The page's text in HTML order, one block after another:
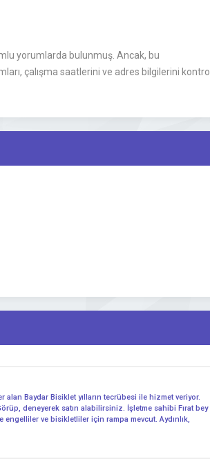
yorumlarda bulunmuş. Ancak, bu
çalışma saatlerini ve adres bilgilerini kontrol
Baydar Bisiklet yılların tecrübesi ile hizmet veriyor.
deneyerek satın alabilirsiniz. İşletme sahibi Fırat bey
ve bisikletliler için rampa mevcut. Aydınlık,